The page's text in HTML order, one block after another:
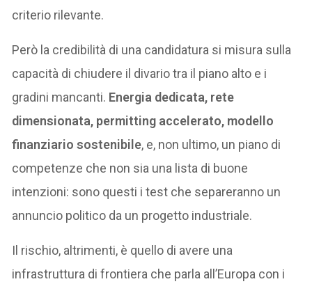
criterio rilevante.
Però la credibilità di una candidatura si misura sulla
capacità di chiudere il divario tra il piano alto e i
gradini mancanti. Energia dedicata, rete
dimensionata, permitting accelerato, modello
finanziario sostenibile, e, non ultimo, un piano di
competenze che non sia una lista di buone
intenzioni: sono questi i test che separeranno un
annuncio politico da un progetto industriale.
Il rischio, altrimenti, è quello di avere una
infrastruttura di frontiera che parla all’Europa con i